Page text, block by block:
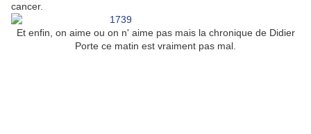
cancer.
Et enfin, on aime ou on n' aime pas mais la chronique de Didier
Porte ce matin est vraiment pas mal.